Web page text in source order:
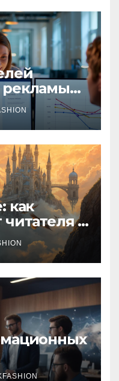
как
и